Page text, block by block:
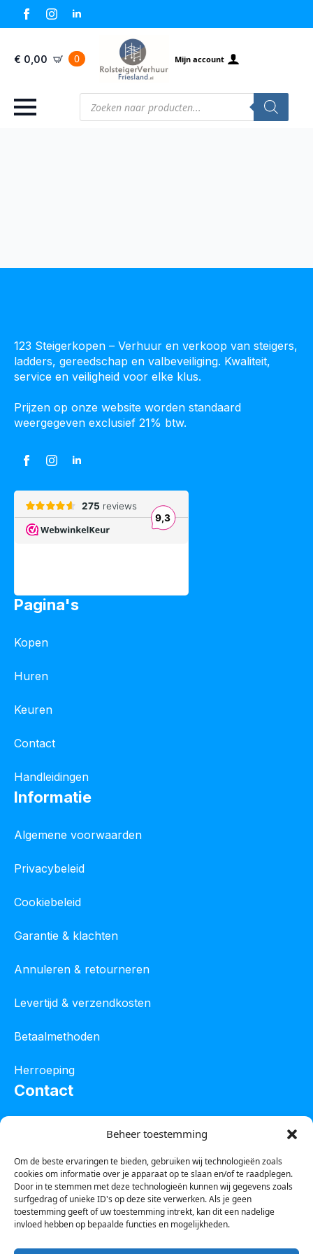
Beheer toestemming
Om de beste ervaringen te bieden, gebruiken wij technologieën zoals
cookies om informatie over je apparaat op te slaan en/of te raadplegen.
Door in te stemmen met deze technologieën kunnen wij gegevens zoals
surfgedrag of unieke ID's op deze site verwerken. Als je geen
toestemming geeft of uw toestemming intrekt, kan dit een nadelige
invloed hebben op bepaalde functies en mogelijkheden.
€ 0,00 0 Mijn account
Producten
zoeken
123 Steigerkopen – Verhuur en verkoop van steigers,
ladders, gereedschap en valbeveiliging. Kwaliteit,
service en veiligheid voor elke klus.
Prijzen op onze website worden standaard
weergegeven exclusief 21% btw.
Pagina's
Kopen
Huren
Keuren
Contact
Handleidingen
Informatie
Algemene voorwaarden
Privacybeleid
Cookiebeleid
Garantie & klachten
Annuleren & retourneren
Levertijd & verzendkosten
Betaalmethoden
Herroeping
Contact
Tel :0850601800
Whatsapp : 0623388306